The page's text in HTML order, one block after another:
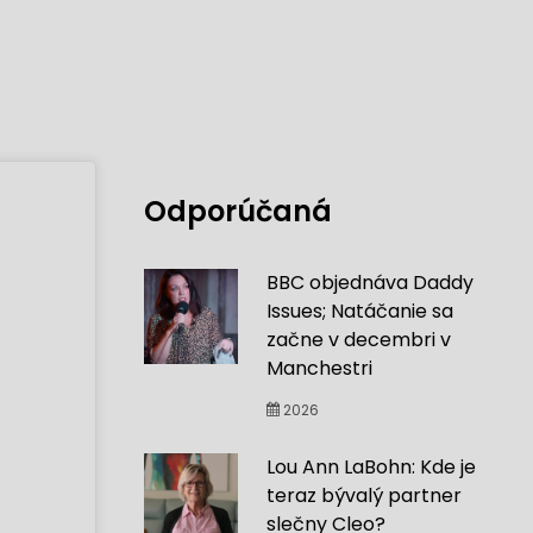
Odporúčaná
BBC objednáva Daddy
Issues; Natáčanie sa
začne v decembri v
Manchestri
2026
Lou Ann LaBohn: Kde je
teraz bývalý partner
slečny Cleo?